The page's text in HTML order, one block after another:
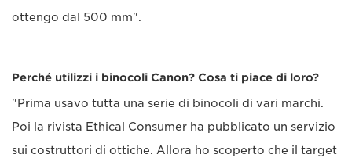
ottengo dal 500 mm".
Perché utilizzi i binocoli Canon? Cosa ti piace di loro?
"Prima usavo tutta una serie di binocoli di vari marchi.
Poi la rivista Ethical Consumer ha pubblicato un servizio
sui costruttori di ottiche. Allora ho scoperto che il target